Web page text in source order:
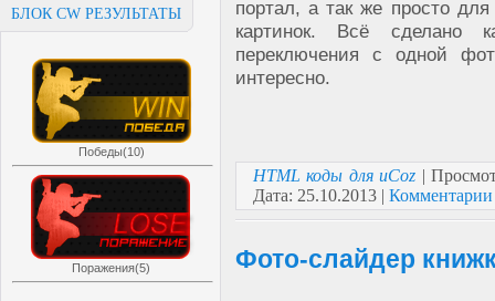
БЛОК CW РЕЗУЛЬТАТЫ
Победы(10)
Поражения(5)
портал, а так же просто для
картинок. Всё сделано
переключения с одной
интересно.
HTML коды для uCoz |
Дата: 25.10.2013 |
Фото-слайдер